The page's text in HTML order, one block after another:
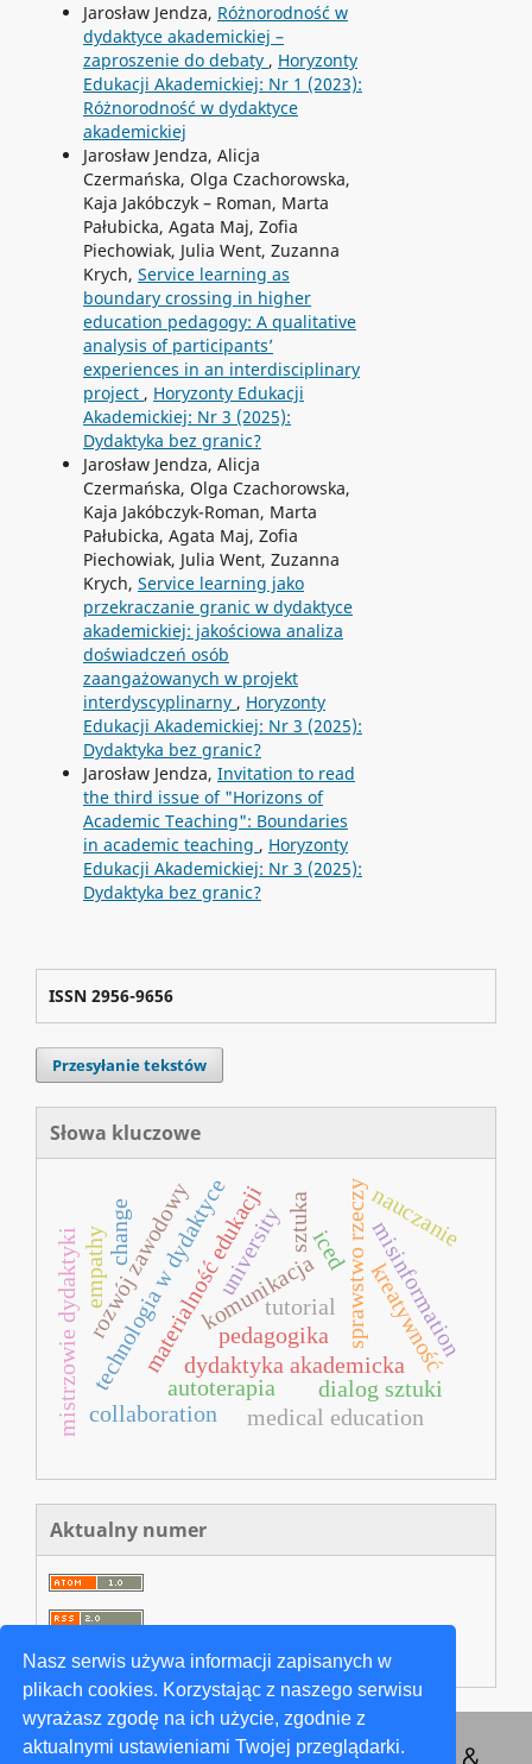
Nasz serwis używa informacji zapisanych w
plikach cookies. Korzystając z naszego serwisu
wyrażasz zgodę na ich użycie, zgodnie z
aktualnymi ustawieniami Twojej przeglądarki.
Jarosław Jendza, Różnorodność w
dydaktyce akademickiej –
zaproszenie do debaty , Horyzonty
Edukacji Akademickiej: Nr 1 (2023):
Różnorodność w dydaktyce
akademickiej
Jarosław Jendza, Alicja
Czermańska, Olga Czachorowska,
Kaja Jakóbczyk – Roman, Marta
Pałubicka, Agata Maj, Zofia
Piechowiak, Julia Went, Zuzanna
Krych, Service learning as
boundary crossing in higher
education pedagogy: A qualitative
analysis of participants’
experiences in an interdisciplinary
project , Horyzonty Edukacji
Akademickiej: Nr 3 (2025):
Dydaktyka bez granic?
Jarosław Jendza, Alicja
Czermańska, Olga Czachorowska,
Kaja Jakóbczyk-Roman, Marta
Pałubicka, Agata Maj, Zofia
Piechowiak, Julia Went, Zuzanna
Krych, Service learning jako
przekraczanie granic w dydaktyce
akademickiej: jakościowa analiza
doświadczeń osób
zaangażowanych w projekt
interdyscyplinarny , Horyzonty
Edukacji Akademickiej: Nr 3 (2025):
Dydaktyka bez granic?
Jarosław Jendza, Invitation to read
the third issue of "Horizons of
Academic Teaching": Boundaries
in academic teaching , Horyzonty
Edukacji Akademickiej: Nr 3 (2025):
Dydaktyka bez granic?
ISSN 2956-9656
Przesyłanie tekstów
Słowa kluczowe
dydaktyka akademicka
komunikacja sprawstwo rzeczy
materialność edukacji
technologia w dydaktyce dialog sztuki
pedagogika
autoterapia
kreatywność
rozwój zawodowy misinformation
medical education
mistrzowie dydaktyki iced
collaboration
nauczanie
university
empathychange sztuka
tutorial
Aktualny numer